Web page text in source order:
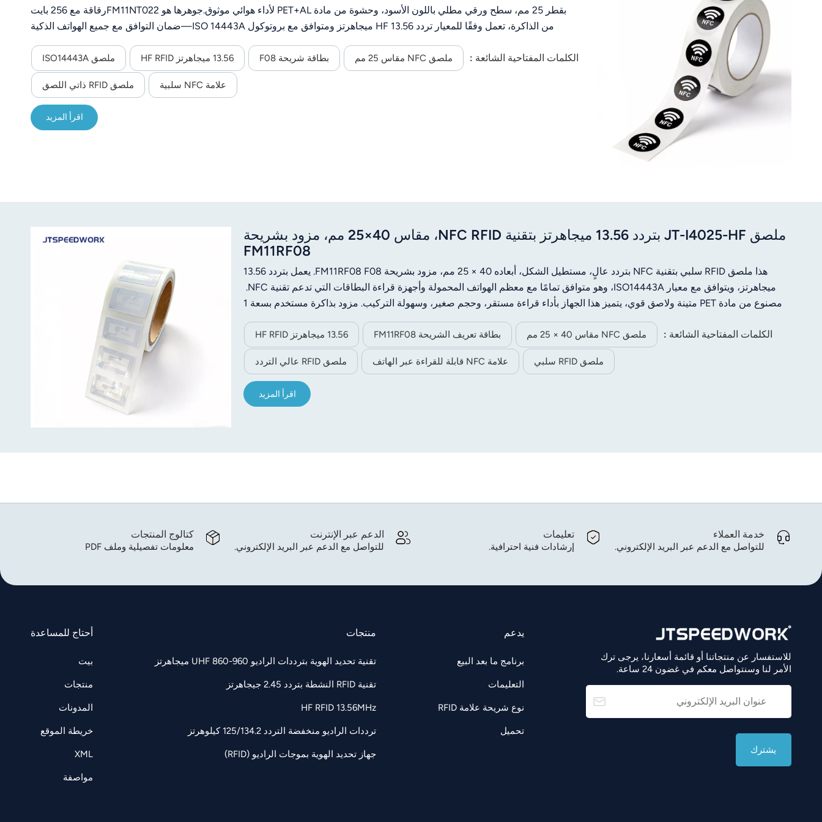
한국어
Türk
Ελληνικά
Melayu
แบบไทย
Tiếng Việt
norsk
بقطر 25 مم، سطح ورقي مطلي باللون الأسود، وحشوة من مادة PET+AL لأداء هوائي موثوق.جوهرها هو FM11NT022رقاقة مع 256 بايت
من الذاكرة، تعمل وفقًا للمعيار تردد HF 13.56 ميجاهرتز ومتوافق مع بروتوكول ISO 14443A—ضمان التوافق مع جميع الهواتف الذكية
الكلمات المفتاحية الشائعة :
ملصق NFC مقاس 25 مم بطاقة شريحة F08 13.56 ميجاهرتز HF RFID ملصق ISO14443A
علامة NFC سلبية ملصق RFID ذاتي اللصق
اقرأ المزيد
ملصق JT-I4025-HF بتردد 13.56 ميجاهرتز بتقنية NFC RFID، مقاس 40×25 مم، مزود بشريحة
FM11RF08
هذا ملصق RFID سلبي بتقنية NFC بتردد عالٍ، مستطيل الشكل، أبعاده 40 × 25 مم، مزود بشريحة FM11RF08 F08. يعمل بتردد 13.56
ميجاهرتز، ويتوافق مع معيار ISO14443A، وهو متوافق تمامًا مع معظم الهواتف المحمولة وأجهزة قراءة البطاقات التي تدعم تقنية NFC.
مصنوع من مادة PET متينة ولاصق قوي، يتميز هذا الجهاز بأداء قراءة مستقر، وحجم صغير، وسهولة التركيب. مزود بذاكرة مستخدم بسعة 1
التجزئة، وبطاقات العضوية، وتتبع البضائع، والتحكم في الوصول، وغيرها من تطبيقات التعرف الذكي بدون تلامس.الكلمات المفتاحية الشائعة : ملصق NFC مقاس 40 × 25 مم بطاقة تعريف الشريحة FM11RF08 13.56 ميجاهرتز HF RFID
ملصق RFID سلبي علامة NFC قابلة للقراءة عبر الهاتف ملصق RFID عالي التردد
اقرأ المزيد
كتالوج المنتجات
معلومات تفصيلية وملف PDF
الدعم عبر الإنترنت
للتواصل مع الدعم عبر البريد الإلكتروني.
تعليمات
إرشادات فنية احترافية.
خدمة العملاء
للتواصل مع الدعم عبر البريد الإلكتروني.
للاستفسار عن منتجاتنا أو قائمة أسعارنا، يرجى ترك
الأمر لنا وسنتواصل معكم في غضون 24 ساعة.
يدعم
برنامج ما بعد البيع
التعليمات
نوع شريحة علامة RFID
تحميل
منتجات
تقنية تحديد الهوية بترددات الراديو UHF 860-960 ميجاهرتز
تقنية RFID النشطة بتردد 2.45 جيجاهرتز
HF RFID 13.56MHz
ترددات الراديو منخفضة التردد 125/134.2 كيلوهرتز
جهاز تحديد الهوية بموجات الراديو (RFID)
أحتاج للمساعدة
بيت
منتجات
المدونات
خريطة الموقع
XML
مواصفة